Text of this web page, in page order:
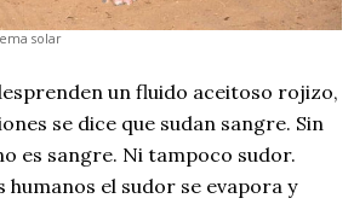
solar
un fluido aceitoso rojizo,
se dice que sudan sangre. Sin
es sangre. Ni tampoco sudor.
humanos el sudor se evapora y